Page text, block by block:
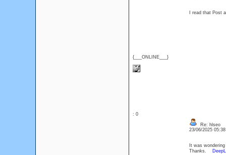
{___ONLINE___}
I read that
: 0
Re: hlseo
23/06/2025
It was
Thanks.